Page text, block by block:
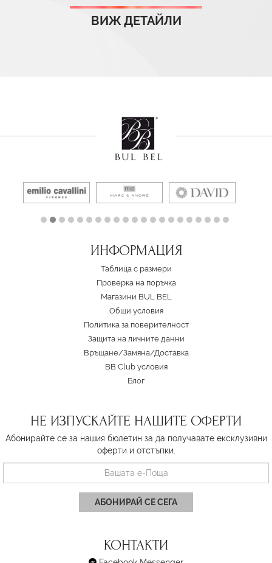
ВИЖ ДЕТАЙЛИ
ИНФОРМАЦИЯ
Таблица с размери
Проверка на поръчка
Магазини BUL BEL
Oбщи условия
Политика за поверителност
Защита на личните данни
Връщане/Замяна/Доставка
BB Club условия
Блог
НЕ ИЗПУСКАЙТЕ НАШИТЕ ОФЕРТИ
Абонирайте се за нашия бюлетин за да получавате ексклузивни
оферти и отстъпки.
АБОНИРАЙ СЕ СЕГА
КОНТАКТИ